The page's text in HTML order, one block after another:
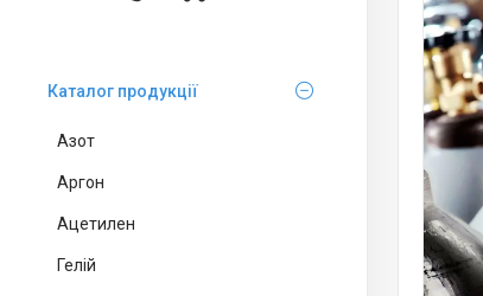
Каталог продукції
Азот
Аргон
Ацетилен
Гелій